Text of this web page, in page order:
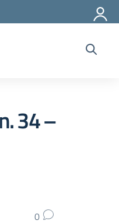
34 –
0